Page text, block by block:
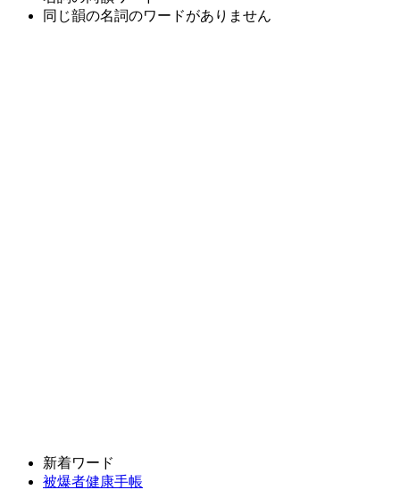
同じ韻の名詞のワードがありません
新着ワード
被爆者健康手帳